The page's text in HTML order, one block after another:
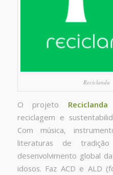
Reciclanda
O projeto Reciclanda
reciclagem e
Com música,
literaturas de
desenvolvimento global
idosos. Faz ACD e ALD